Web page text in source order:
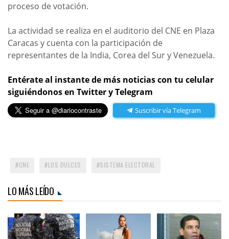
proceso de votación.
La actividad se realiza en el auditorio del CNE en Plaza
Caracas y cuenta con la participación de
representantes de la India, Corea del Sur y Venezuela.
Entérate al instante de más noticias con tu celular
siguiéndonos en Twitter y Telegram
Suscribir vía Telegram
CNE LOS DULCES SISTEMA ELECTORAL
LO MÁS LEÍDO